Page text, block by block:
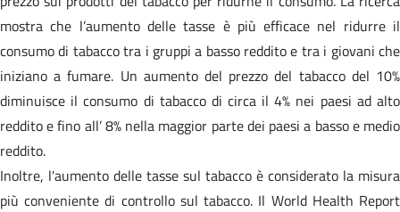
mostra che l’aumento delle tasse è più efficace nel ridurre il
consumo di tabacco tra i gruppi a basso reddito e tra i giovani che
iniziano a fumare. Un aumento del prezzo del tabacco del 10%
diminuisce il consumo di tabacco di circa il 4% nei paesi ad alto
reddito e fino all’ 8% nella maggior parte dei paesi a basso e medio
reddito.
Inoltre, l'aumento delle tasse sul tabacco è considerato la misura
più conveniente di controllo sul tabacco. Il World Health Report